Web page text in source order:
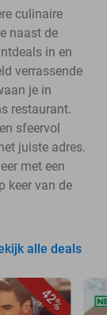
culinaire
naast de
in en
verrassende
je in
restaurant.
sfeervol
juiste adres.
met een
keer van de
alle deals
42%